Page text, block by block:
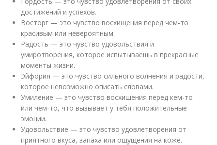
достижений и успехов.
Восторг — это чувство восхищения перед чем-то
красивым или невероятным.
Радость — это чувство удовольствия и
умиротворения, которое испытываешь в прекрасные
моменты жизни.
Эйфория — это чувство сильного волнения и радости,
которое невозможно описать словами.
Умиление — это чувство восхищения перед кем-то
или чем-то, что вызывает у тебя положительные
эмоции.
Удовольствие — это чувство удовлетворения от
приятного вкуса, запаха или ощущения на коже.